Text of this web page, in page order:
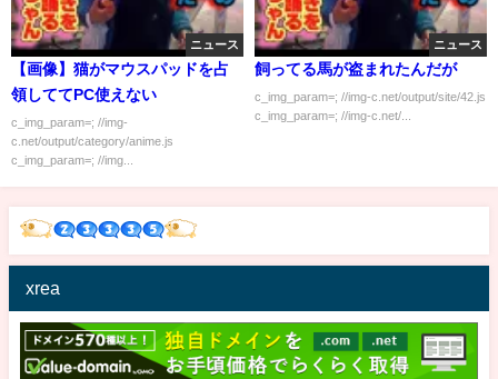
ニュース
【画像】猫がマウスパッドを占
領しててPC使えない
c_img_param=; //img-
c.net/output/category/anime.js
c_img_param=; //img...
ニュース
飼ってる馬が盗まれたんだが
c_img_param=; //img-c.net/output/site/42.js
c_img_param=; //img-c.net/...
xrea